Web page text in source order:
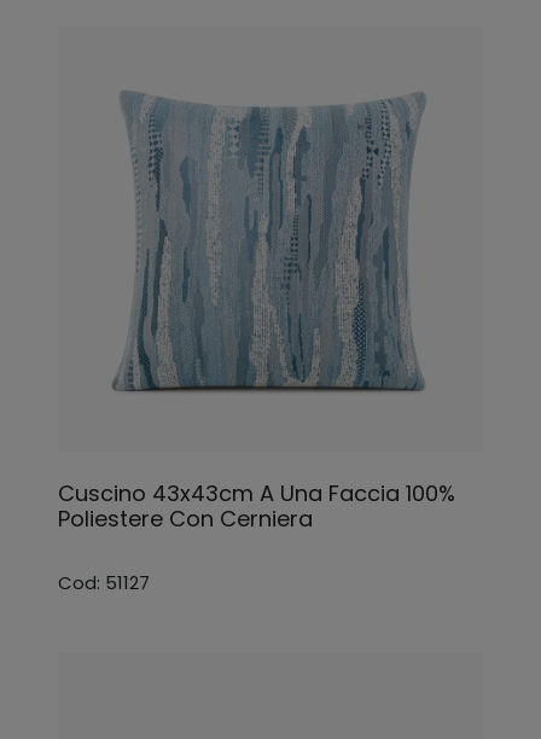
Cuscino 43x43cm A Una Faccia 100%
Poliestere Con Cerniera
Cod: 51127